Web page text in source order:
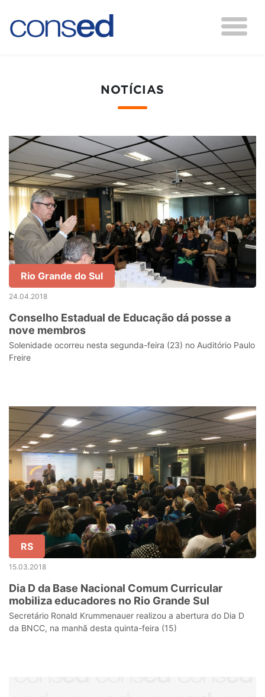
NOTÍCIAS
Rio Grande do Sul
24.04.2018
Conselho Estadual de Educação dá posse a
nove membros
Solenidade ocorreu nesta segunda-feira (23) no Auditório Paulo
Freire
RS
15.03.2018
Dia D da Base Nacional Comum Curricular
mobiliza educadores no Rio Grande Sul
Secretário Ronald Krummenauer realizou a abertura do Dia D
da BNCC, na manhã desta quinta-feira (15)